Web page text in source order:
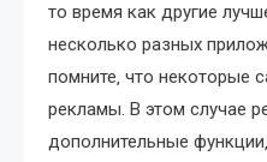
то время как другие
несколько разных
помните‚ что некоторые
рекламы. В этом случае
дополнительные